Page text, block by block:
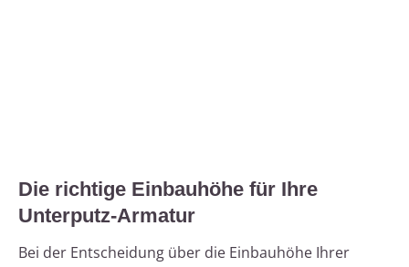
Die richtige Einbauhöhe für Ihre
Unterputz-Armatur
Bei der Entscheidung über die Einbauhöhe Ihrer